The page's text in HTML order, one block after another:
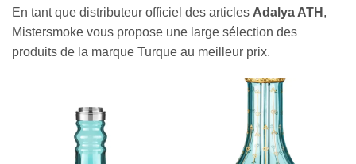
En tant que distributeur officiel des articles Adalya ATH ,
Mistersmoke vous propose une large sélection des
produits de la marque Turque au meilleur prix.